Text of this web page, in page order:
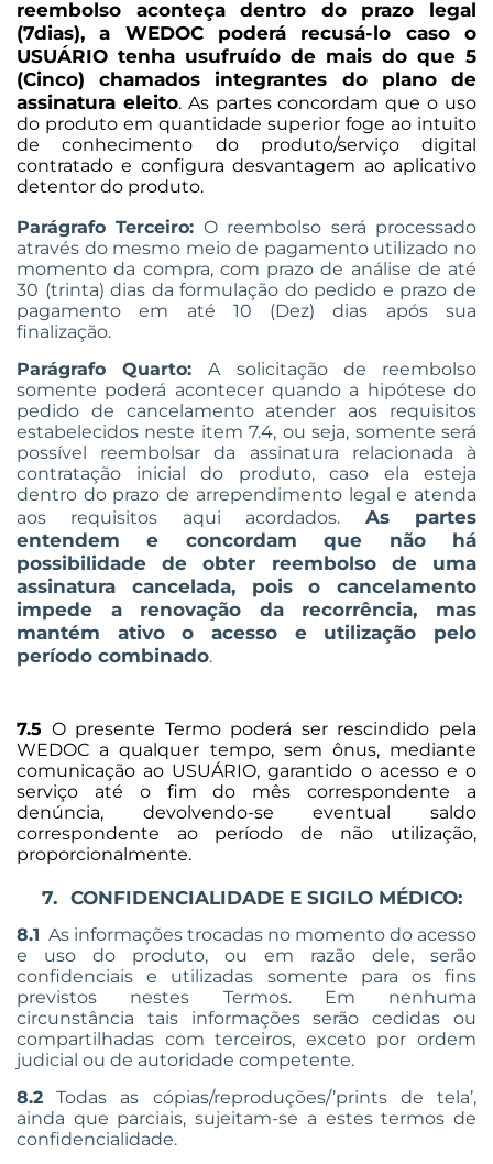
reembolso aconteça dentro do prazo legal
(7dias), a WEDOC poderá recusá-lo caso o
USUÁRIO tenha usufruído de mais do que 5
(Cinco) chamados integrantes do plano de
assinatura eleito. As partes concordam que o uso
do produto em quantidade superior foge ao intuito
de conhecimento do produto/serviço digital
contratado e configura desvantagem ao aplicativo
detentor do produto.
Parágrafo Terceiro: O reembolso será processado
através do mesmo meio de pagamento utilizado no
momento da compra, com prazo de análise de até
30 (trinta) dias da formulação do pedido e prazo de
pagamento em até 10 (Dez) dias após sua
finalização.
Parágrafo Quarto:A solicitação de reembolso
somente poderá acontecer quando a hipótese do
pedido de cancelamento atender aos requisitos
estabelecidos neste item 7.4, ou seja, somente será
possível reembolsar da assinatura relacionada à
contratação inicial do produto, caso ela esteja
dentro do prazo de arrependimento legal e atenda
aos requisitos aqui acordados. As partes
entendem e concordam que não há
possibilidade de obter reembolso de uma
assinatura cancelada, pois o cancelamento
impede a renovação da recorrência, mas
mantém ativo o acesso e utilização pelo
período combinado.
7.5 O presente Termo poderá ser rescindido pela
WEDOC a qualquer tempo, sem ônus, mediante
comunicação ao USUÁRIO, garantido o acesso e o
serviço até o fim do mês correspondente a
denúncia, devolvendo-se eventual saldo
correspondente ao período de não utilização,
proporcionalmente.
7. CONFIDENCIALIDADE E SIGILO MÉDICO:
8.1 As informações trocadas no momento do acesso
e uso do produto, ou em razão dele, serão
confidenciais e utilizadas somente para os fins
previstos nestes Termos. Em nenhuma
circunstância tais informações serão cedidas ou
compartilhadas com terceiros, exceto por ordem
judicial ou de autoridade competente.
8.2 Todas as cópias/reproduções/’prints de tela’,
ainda que parciais, sujeitam-se a estes termos de
confidencialidade.